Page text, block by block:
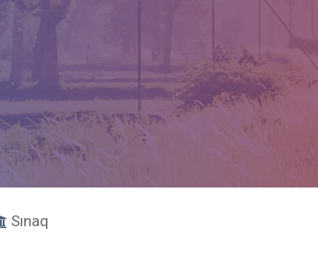
Sınaq